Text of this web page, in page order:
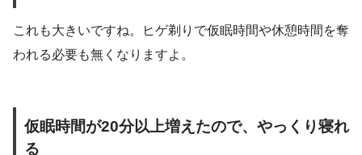
これも大きいですね。ヒゲ剃りで仮眠時間や休憩時間を奪
われる必要も無くなりますよ。
仮眠時間が20分以上増えたので、やっくり寝れ
る